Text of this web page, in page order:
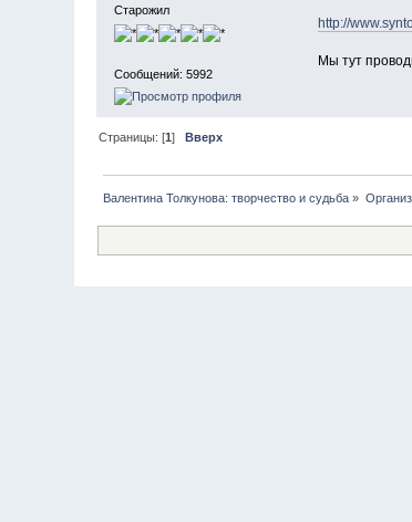
Старожил
Сообщений: 5992
http://
Мы тут
Страницы: [1]Вверх
Валентина Толкунова: творчество и судьба »